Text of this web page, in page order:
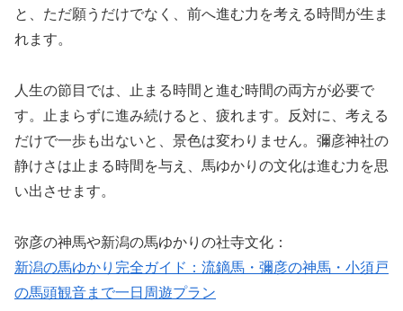
と、ただ願うだけでなく、前へ進む力を考える時間が生ま
れます。
人生の節目では、止まる時間と進む時間の両方が必要で
す。止まらずに進み続けると、疲れます。反対に、考える
だけで一歩も出ないと、景色は変わりません。彌彦神社の
静けさは止まる時間を与え、馬ゆかりの文化は進む力を思
い出させます。
弥彦の神馬や新潟の馬ゆかりの社寺文化：
新潟の馬ゆかり完全ガイド：流鏑馬・彌彦の神馬・小須戸
の馬頭観音まで一日周遊プラン